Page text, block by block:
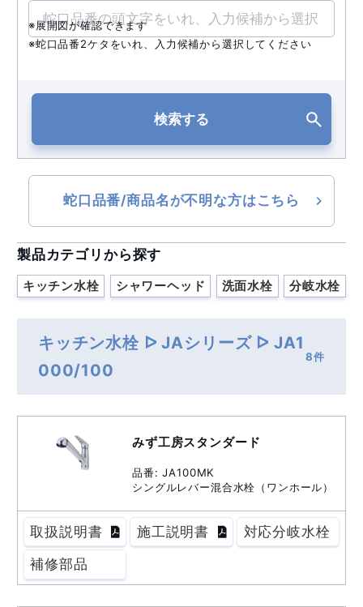
※展開図が確認できます
※蛇口品番2ケタをいれ、入力候補から選択してください
検索する
蛇口品番/商品名が不明な方はこちら
製品カテゴリから探す
キッチン水栓 シャワーヘッド 洗面水栓 分岐水栓
キッチン水栓 ᐅ JAシリーズ ᐅ JA1
000/100
8件
みず工房スタンダード
品番: JA100MK
シングルレバー混合水栓（ワンホール）
取扱説明書 施工説明書 対応分岐水栓
補修部品